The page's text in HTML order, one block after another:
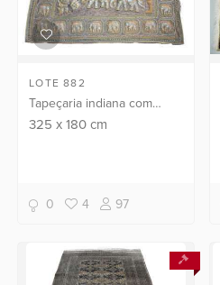
LOTE 882
Tapeçaria indiana com
bordados aplicações e
325x 180cm
0 4 97